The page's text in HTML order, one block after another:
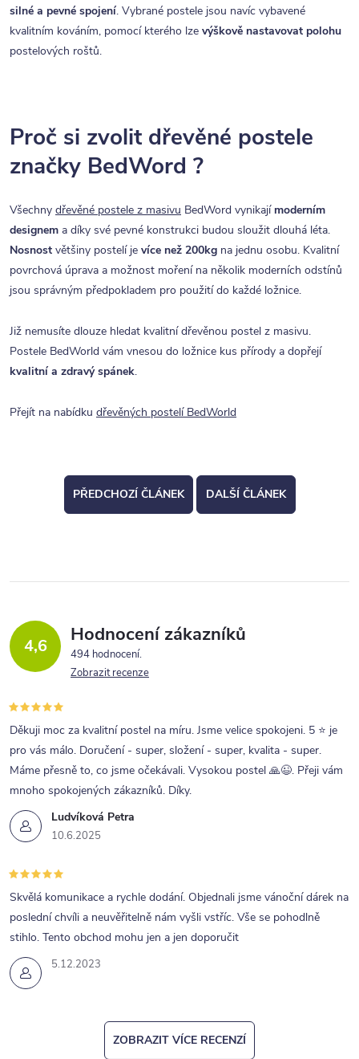
silné a pevné spojení. Vybrané postele jsou navíc vybavené
kvalitním kováním, pomocí kterého lze výškově nastavovat polohu
postelových roštů.
Proč si zvolit dřevěné postele
značky BedWord ?
Všechny dřevěné postele z masivu BedWord vynikají moderním
designem a díky své pevné konstrukci budou sloužit dlouhá léta.
Nosnost většiny postelí je více než 200kg na jednu osobu. Kvalitní
povrchová úprava a možnost moření na několik moderních odstínů
jsou správným předpokladem pro použití do každé ložnice.
Již nemusíte dlouze hledat kvalitní dřevěnou postel z masivu.
Postele BedWorld vám vnesou do ložnice kus přírody a dopřejí
kvalitní a zdravý spánek.
Přejít na nabídku dřevěných postelí BedWorld
PŘEDCHOZÍ ČLÁNEK DALŠÍ ČLÁNEK
4,6 Hodnocení zákazníků
494 hodnocení
Zobrazit recenze
Ludvíková Petra
10.6.2025
Děkuji moc za kvalitní postel na míru. Jsme velice spokojeni. 5 ⭐ je
pro vás málo. Doručení - super, složení - super, kvalita - super.
Máme přesně to, co jsme očekávali. Vysokou postel 🙏😉. Přeji vám
mnoho spokojených zákazníků. Díky.
5.12.2023
Skvělá komunikace a rychle dodání. Objednali jsme vánoční dárek na
poslední chvíli a neuvěřitelně nám vyšli vstříc. Vše se pohodlně
stihlo. Tento obchod mohu jen a jen doporučit
ZOBRAZIT VÍCE RECENZÍ